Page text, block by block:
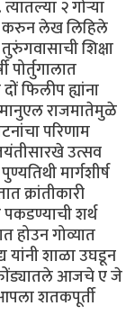
२ गोर्‍या
करुन लेख लिहिले
शिक्षा
फिलीप ह्यांना
राजमातेमुळे
परिणाम
उत्सव
मार्गशीर्ष
क्रांतीकारी
पकडण्याची शर्थ
होउन गोव्यात
यांनी शाळा उघडून
आजचे ए जे
शतकपूर्ती